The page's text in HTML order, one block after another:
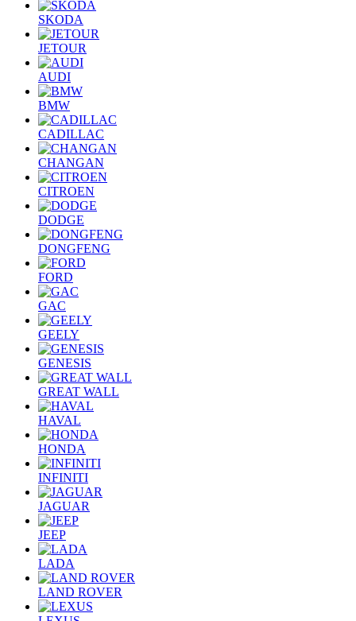
SKODA
JETOUR
AUDI
BMW
CADILLAC
CHANGAN
CITROEN
DODGE
DONGFENG
FORD
GAC
GEELY
GENESIS
GREAT WALL
HAVAL
HONDA
INFINITI
JAGUAR
JEEP
LADA
LAND ROVER